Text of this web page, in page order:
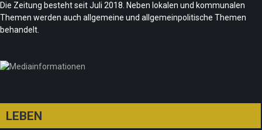
Redaktion 21. Juni 2026
Sommer in Berlin – die neue Edition vom
Die Zeitung besteht seit Juli 2018. Neben lokalen und kommunalen
Themen werden auch allgemeine und allgemeinpolitische Themen
behandelt.
LEBEN